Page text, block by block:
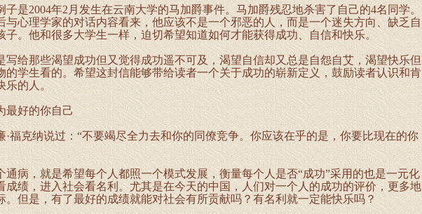
2004年2月发生在云南大学的马加爵事件。马加爵残忍地杀害了自己的4名同学。
与心理学家的对话内容看来，他应该不是一个邪恶的人，而是一个迷失方向、缺乏自
子。他和很多大学生一样，迫切希望知道如何才能获得成功、自信和快乐。
那些渴望成功但又觉得成功遥不可及，渴望自信却又总是自怨自艾，渴望快乐但
的学生看的。希望这封信能够带给读者一个关于成功的崭新定义，鼓励读者认识和肯
乐的人。
好的你自己
克纳说过：“不要竭尽全力去和你的同僚竞争。你应该在乎的是，你要比现在的你
，就是希望每个人都照一个模式发展，衡量每个人是否“成功”采用的也是一元化
成绩，进入社会看名利。尤其是在今天的中国，人们对一个人的成功的评价，更多地
。但是，有了最好的成绩就能对社会有所贡献吗？有名利就一定能快乐吗？